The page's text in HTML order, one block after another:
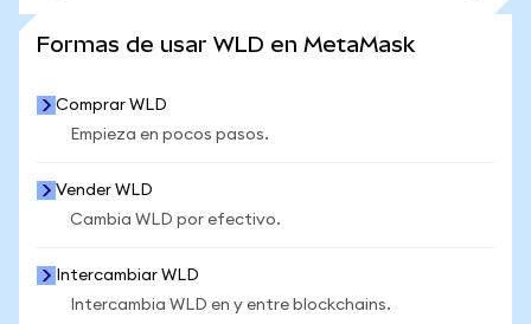
Formas de usar WLD en MetaMask
Comprar WLD
Empieza en pocos pasos.
Vender WLD
Cambia WLD por efectivo.
Intercambiar WLD
Intercambia WLD en y entre blockchains.